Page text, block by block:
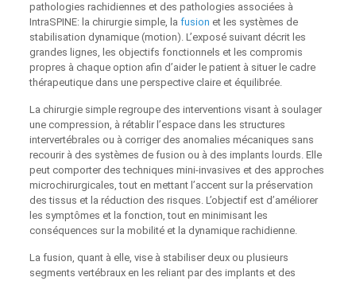
pathologies rachidiennes et des pathologies associées à
IntraSPINE: la chirurgie simple, la fusion et les systèmes de
stabilisation dynamique (motion). L’exposé suivant décrit les
grandes lignes, les objectifs fonctionnels et les compromis
propres à chaque option afin d’aider le patient à situer le cadre
thérapeutique dans une perspective claire et équilibrée.
La chirurgie simple regroupe des interventions visant à soulager
une compression, à rétablir l’espace dans les structures
intervertébrales ou à corriger des anomalies mécaniques sans
recourir à des systèmes de fusion ou à des implants lourds. Elle
peut comporter des techniques mini‑invasives et des approches
microchirurgicales, tout en mettant l’accent sur la préservation
des tissus et la réduction des risques. L’objectif est d’améliorer
les symptômes et la fonction, tout en minimisant les
conséquences sur la mobilité et la dynamique rachidienne.
La fusion, quant à elle, vise à stabiliser deux ou plusieurs
segments vertébraux en les reliant par des implants et des